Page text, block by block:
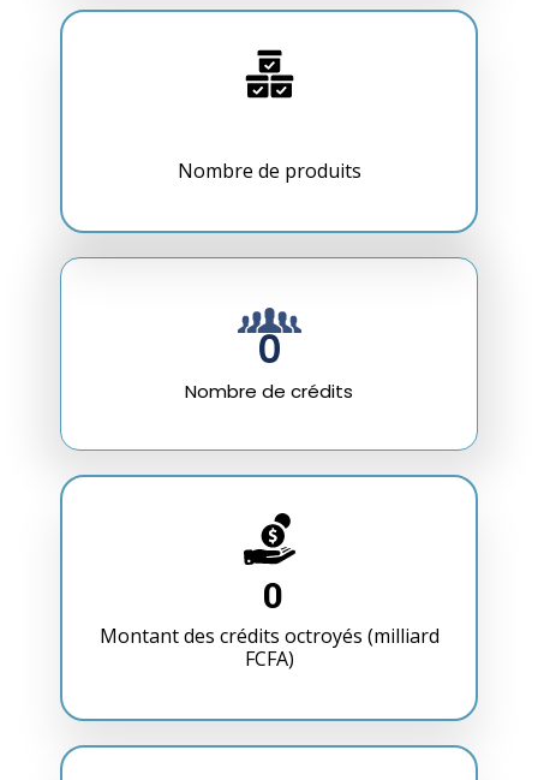
Nombre de produits
Nombre de crédits
0
0
Montant des crédits octroyés (milliard
FCFA)